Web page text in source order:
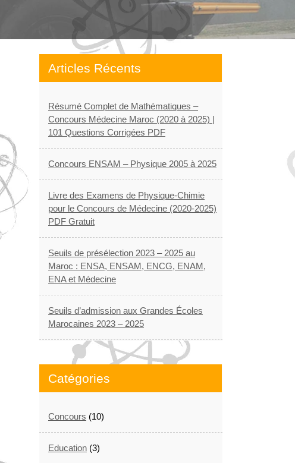
Articles Récents
Résumé Complet de Mathématiques –
Concours Médecine Maroc (2020 à 2025) |
101 Questions Corrigées PDF
Concours ENSAM – Physique 2005 à 2025
Livre des Examens de Physique-Chimie
pour le Concours de Médecine (2020-2025)
PDF Gratuit
Seuils de présélection 2023 – 2025 au
Maroc : ENSA, ENSAM, ENCG, ENAM,
ENA et Médecine
Seuils d’admission aux Grandes Écoles
Marocaines 2023 – 2025
Catégories
Concours (10)
Education (3)